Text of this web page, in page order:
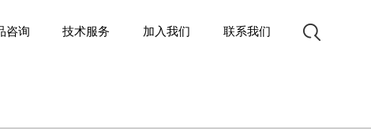
咨询 技术服务 加入我们 联系我们